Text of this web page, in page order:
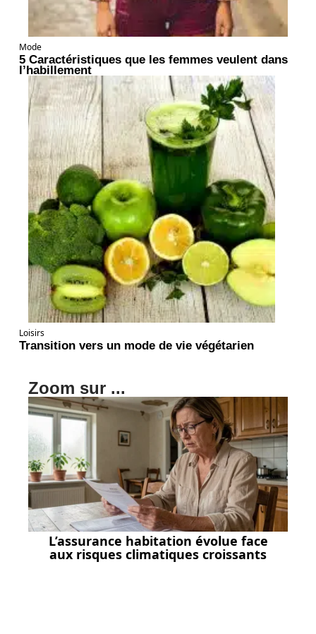
Mode
5 Caractéristiques que les femmes veulent dans
l’habillement
Loisirs
Transition vers un mode de vie végétarien
Zoom sur ...
L’assurance habitation évolue face
aux risques climatiques croissants